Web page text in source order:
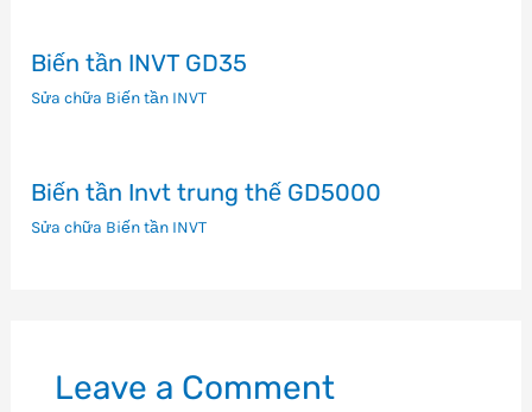
Biến tần INVT GD35
Sửa chữa Biến tần INVT
Biến tần Invt trung thế GD5000
Sửa chữa Biến tần INVT
Leave a Comment